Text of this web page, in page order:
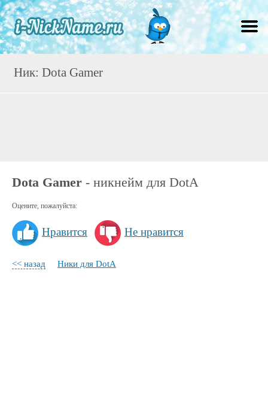
Ник: Dota Gamer
Dota Gamer - никнейм для DotA
Оцените, пожалуйста:
Нравится Не нравится
<< назад Ники для DotA